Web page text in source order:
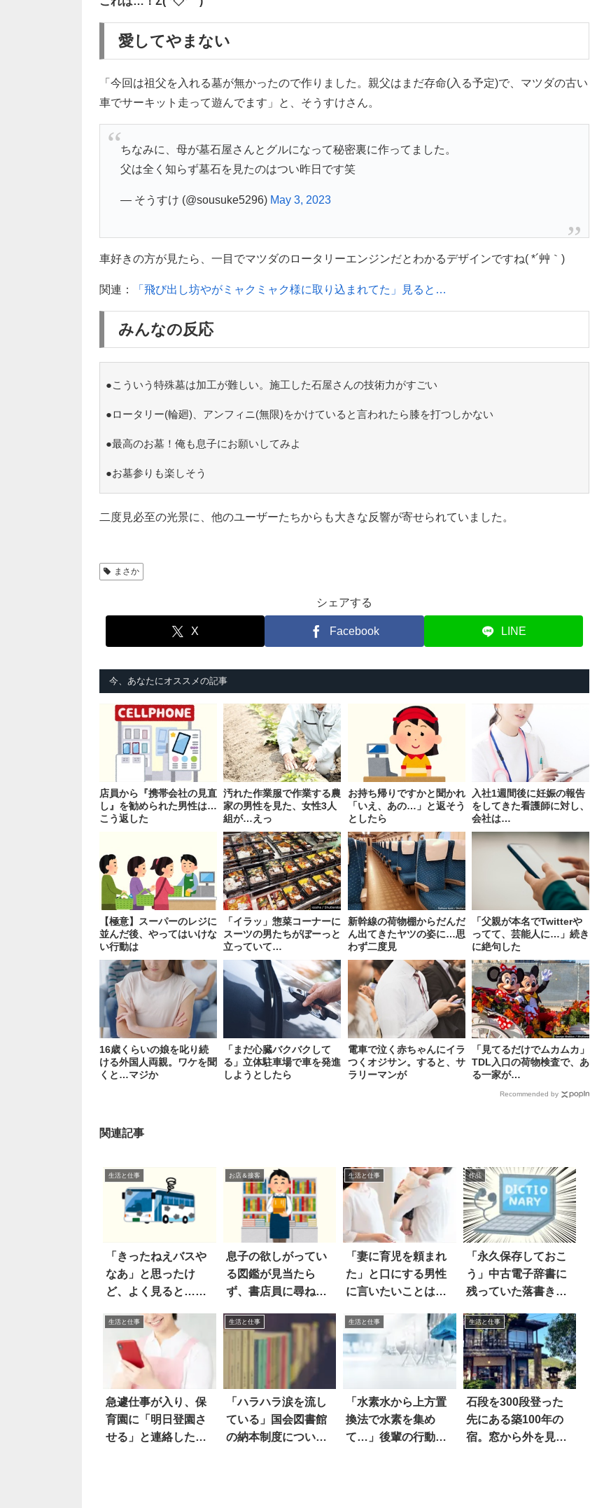
愛してやまない
「今回は祖父を入れる墓が無かったので作りました。親父はまだ存命(入る予定)で、マツダの古い
車でサーキット走って遊んでます」と、そうすけさん。
ちなみに、母が墓石屋さんとグルになって秘密裏に作ってました。
父は全く知らず墓石を見たのはつい昨日です笑
— そうすけ (@sousuke5296) May 3, 2023
車好きの方が見たら、一目でマツダのロータリーエンジンだとわかるデザインですね( *´艸｀)
関連： 「飛び出し坊やがミャクミャク様に取り込まれてた」見ると…
みんなの反応
●こういう特殊墓は加工が難しい。施工した石屋さんの技術力がすごい
●ロータリー(輪廻)、アンフィニ(無限)をかけていると言われたら膝を打つしかない
●最高のお墓！俺も息子にお願いしてみよ
●お墓参りも楽しそう
二度見必至の光景に、他のユーザーたちからも大きな反響が寄せられていました。
まさか
シェアする
X Facebook LINE
今、あなたにオススメの記事
店員から『携帯会社の見直
し』を勧められた男性は…
こう返した
汚れた作業服で作業する農
家の男性を見た、女性3人
組が…えっ
お持ち帰りですかと聞かれ
「いえ、あの…」と返そう
としたら
入社1週間後に妊娠の報告
をしてきた看護師に対し、
会社は…
【極意】スーパーのレジに
並んだ後、やってはいけな
い行動は
「イラッ」惣菜コーナーに
スーツの男たちがぼーっと
立っていて…
新幹線の荷物棚からだんだ
ん出てきたヤツの姿に…思
わず二度見
「父親が本名でTwitterや
ってて、芸能人に…」続き
に絶句した
16歳くらいの娘を叱り続
ける外国人両親。ワケを聞
くと…マジか
「まだ心臓バクバクして
る」立体駐車場で車を発進
しようとしたら
電車で泣く赤ちゃんにイラ
つくオジサン。すると、サ
ラリーマンが
「見てるだけでムカムカ」
TDL入口の荷物検査で、あ
る一家が…
Recommended by
関連記事
生活と仕事
「きったねえバスや
なあ」と思ったけ
ど、よく見ると…な
お店＆接客
息子の欲しがってい
る図鑑が見当たら
ず、書店員に尋ねた
生活と仕事
「妻に育児を頼まれ
た」と口にする男性
に言いたいことは…
作品
「永久保存しておこ
う」中古電子辞書に
残っていた落書きを
生活と仕事
急遽仕事が入り、保
育園に「明日登園さ
せる」と連絡した
生活と仕事
「ハラハラ涙を流し
ている」国会図書館
の納本制度につい
生活と仕事
「水素水から上方置
換法で水素を集め
て…」後輩の行動に
生活と仕事
石段を300段登った
先にある築100年の
宿。窓から外を見る